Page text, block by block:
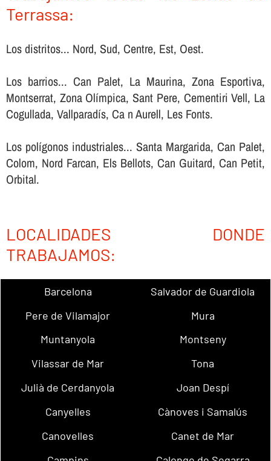
Terrassa:
Los distritos... Nord, Sud, Centre, Est, Oest.
Los barrios... Can Palet, La Maurina, Zona Esportiva,
Montserrat, Zona Olímpica, Sant Pere, Cementiri Vell, La
Cogullada, Vallparadís, Ca n Aurell, Les Fonts.
Los polígonos industriales... Santa Margarida, Can Palet,
Colom, Nord Farcan, Els Bellots, Can Guitard, Can Petit,
Orbital.
LOCALIDADES DONDE
TRABAJAMOS:
Barcelona
Salvador de Guardiola
Pere de Vilamajor
Mura
Muntanyola
Montseny
Vilassar de Mar
Tona
Julià de Cerdanyola
Joan Despí
Canyelles
Cànoves i Samalús
Canovelles
Canet de Mar